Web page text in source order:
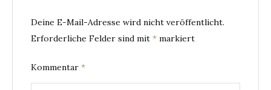
Deine E-Mail-Adresse wird nicht veröffentlicht.
Erforderliche Felder sind mit * markiert
Kommentar *